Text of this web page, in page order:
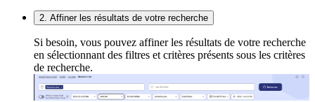
2. Affiner les résultats de votre recherche
Si besoin, vous pouvez affiner les résultats de votre recherche
en sélectionnant des filtres et critères présents sous les critères
de recherche.